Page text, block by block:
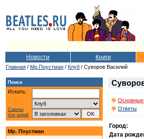
Новости Книги
Главная / Мр.Поустман / Клуб / Суворов Василий
Поиск
Искать:
Советы
Vox populi
Мр. Поустман
Основные
Ответы
Город:
Дата